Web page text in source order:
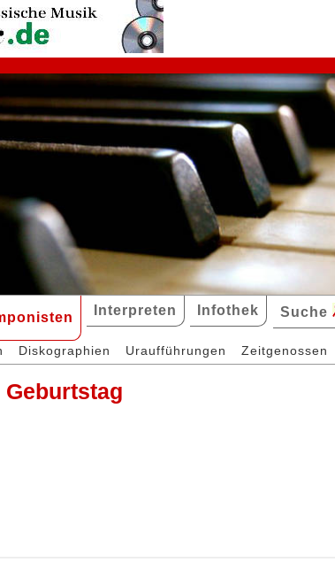
Interpreten Infothek Suche
Diskographien Uraufführungen Zeitgenossen
Geburtstag